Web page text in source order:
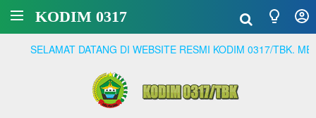
KODIM 0317
DATANG DI WEBSITE RESMI KODIM 0317/TBK. MENJADI